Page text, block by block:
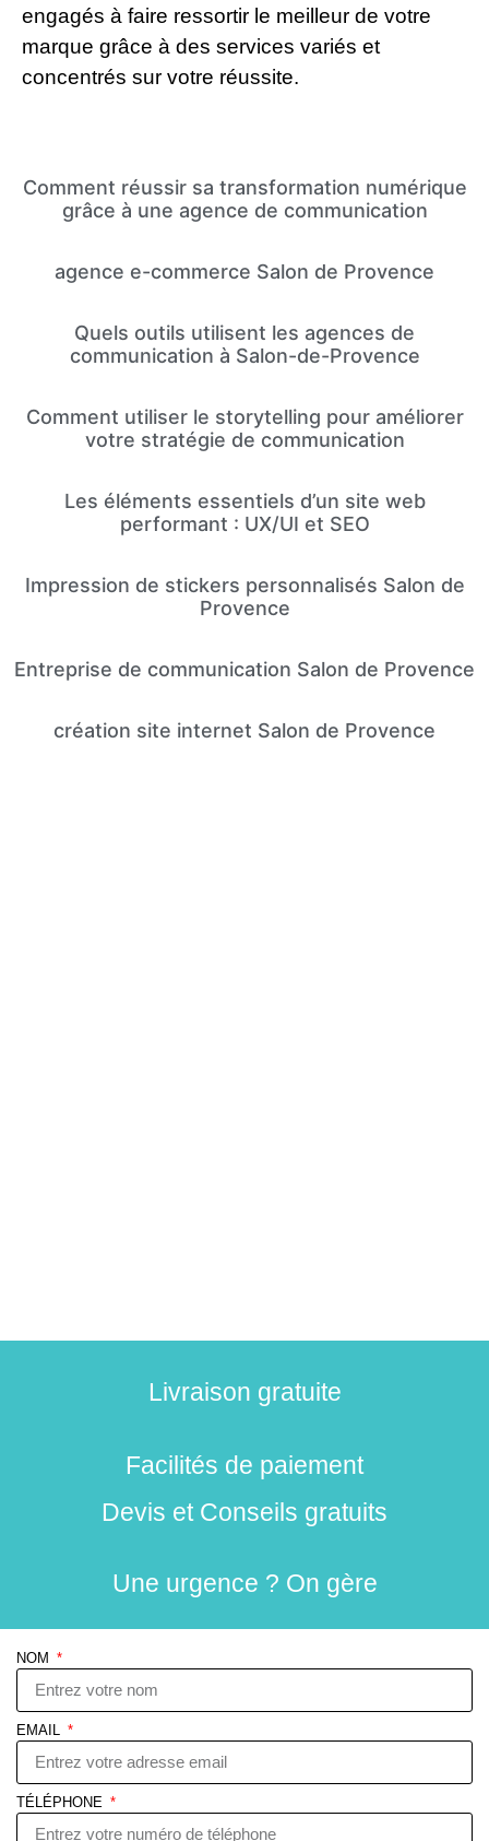
engagés à faire ressortir le meilleur de votre
marque grâce à des services variés et
concentrés sur votre réussite.
Comment réussir sa transformation numérique
grâce à une agence de communication
agence e-commerce Salon de Provence
Quels outils utilisent les agences de
communication à Salon-de-Provence
Comment utiliser le storytelling pour améliorer
votre stratégie de communication
Les éléments essentiels d’un site web
performant : UX/UI et SEO
Impression de stickers personnalisés Salon de
Provence
Entreprise de communication Salon de Provence
création site internet Salon de Provence
Livraison gratuite
Facilités de paiement
Devis et Conseils gratuits
Une urgence ? On gère
NOM
EMAIL
TÉLÉPHONE